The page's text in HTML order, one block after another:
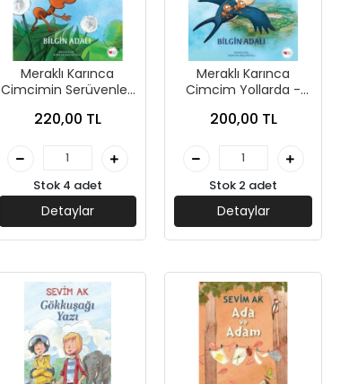
Meraklı Karınca
Cimcimin Serüvenleri
Çocuk
220,00 TL
Stok 4 adet
Detaylar
Meraklı Karınca
Cimcim Yollarda -
Çocuk
200,00 TL
Stok 2 adet
Detaylar